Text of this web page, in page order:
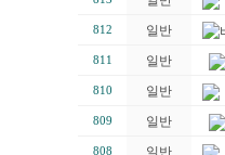
812 일반
811 일반
810 일반
809 일반
808 일반